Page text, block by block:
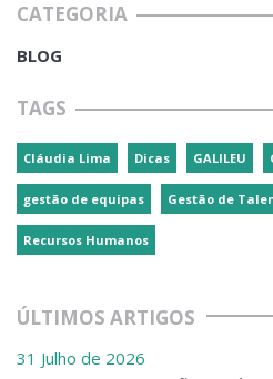
CATEGORIA
BLOG
TAGS
Cláudia Lima Dicas GALILEU
gestão de equipas Gestão de
Recursos Humanos
ÚLTIMOS ARTIGOS
31 Julho de 2026